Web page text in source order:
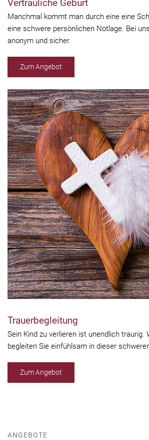
ANGEBOTE
Vertrauliche Geburt
Manchmal kommt man durch eine eine
eine schwere persönlichen Notlage. Bei
anonym und sicher.
Zum Angebot
Trauerbegleitung
Sein Kind zu verlieren ist unendlich traurig.
begleiten Sie einfühlsam in dieser
Zum Angebot